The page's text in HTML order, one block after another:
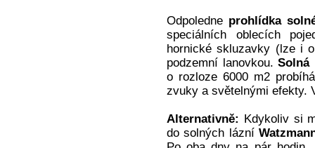
Odpoledne prohlídka
speciálních oblecích
hornické skluzavky (lze i
podzemní lanovkou.Solná
o rozloze 6000 m2
zvuky a světelnými efekty.
Alternativně: Kdykoliv si
do solných lázní